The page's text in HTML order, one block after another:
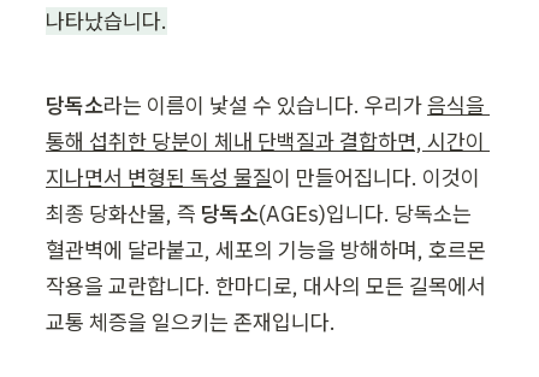
나타났습니다.
당독소라는 이름이 낯설 수 있습니다. 우리가 음식을
통해 섭취한 당분이 체내 단백질과 결합하면, 시간이
지나면서 변형된 독성 물질이 만들어집니다. 이것이
최종 당화산물, 즉 당독소(AGEs)입니다. 당독소는
혈관벽에 달라붙고, 세포의 기능을 방해하며, 호르몬
작용을 교란합니다. 한마디로, 대사의 모든 길목에서
교통 체증을 일으키는 존재입니다.